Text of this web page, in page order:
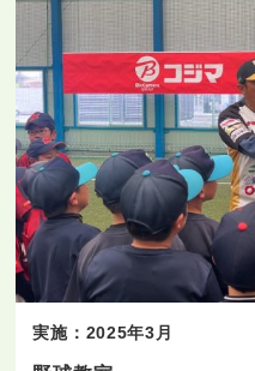
実施：2025年3月